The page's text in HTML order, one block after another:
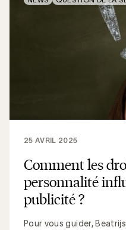
Comment les
personnalité
publicité ?
Pour vous guider,
25 AVRIL 2025